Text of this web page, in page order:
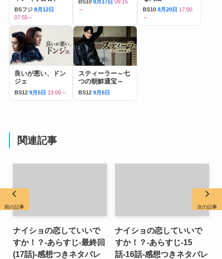
BSフジ 8月12日
07:55～
BS10 8月17日 09:15
～
BS10 8月20日 17:00
～
良いが悪い、ドン
ジェ
BS12 9月5日 13:00～
スティーラー～七
つの朝鮮通宝～
BS12 9月6日
関連記事
ナイショの恋していいで
すか！？-あらすじ-最終回
(17話)-感想つきネタバレ
ナイショの恋していいで
すか！？-あらすじ-15
話-16話-感想つきネタバレ
前の記事 次の記事